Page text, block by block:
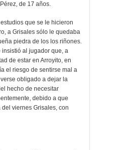
de 17 años.
que se le hicieron
a Grisales sólo le quedaba
piedra de los los riñones.
insistió al jugador que, a
de estar en Arroyito, en
el riesgo de sentirse mal a
obligado a dejar la
hecho de necesitar
debido a que
viernes Grisales, con